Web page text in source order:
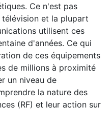
Ce n'est pas
télévision et la plupart
utilisent ces
d'années. Ce qui
de ces équipements
de millions à proximité
un niveau de
la nature des
(RF) et leur action sur